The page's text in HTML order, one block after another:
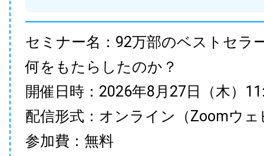
セミナー名：92万部のベストセラ
何をもたらしたのか？
開催日時：2026年8月27日（木）
配信形式：オンライン（Zoomウェ
参加費：無料